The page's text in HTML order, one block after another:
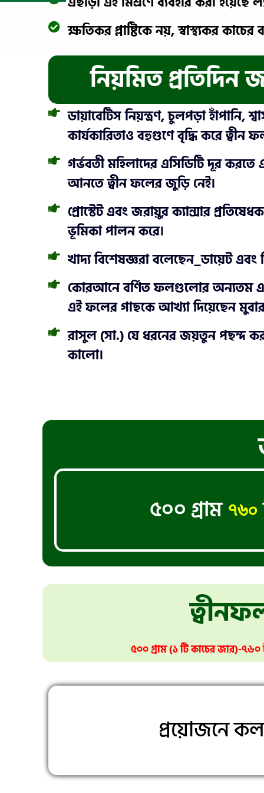
ক্ষতিকর প্লাষ্টিকে নয়, স্বাস্থ্যকর
নিয়মিত
ডায়াবেটিস নিয়ন্ত্রণ, চুলপড়া হাঁপানি,
কার্যকারিতাও বহুগুণে বৃদ্ধি করে ত্বীন
গর্ভবতী মহিলাদের এসিডিটি দূর
আনতে ত্বীন ফলের জুড়ি নেই।
প্রোস্টেট এবং জরায়ুর ক্যান্সার
ভূমিকা পালন করে।
খাদ্য বিশেষজ্ঞরা বলেছেন_ডায়েট
কোরআনে বর্ণিত ফলগুলোর অন্যতম
এই ফলের গাছকে আখ্যা দিয়েছেন
রাসুল (সা.) যে ধরনের জয়তুন পছন্দ
কালো।
৫০০ গ্রাম ৭৬০
৫০০ গ্রাম (১ টি কাচের জার)-৭৬০
প্রয়োজনে